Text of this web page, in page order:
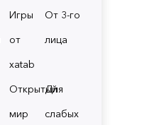
Игры
от
xatab
От 3-го
лица
Открытый
мир
Для
слабых